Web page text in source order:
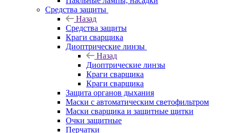
Средства защиты
Назад
Средства защиты
Краги сварщика
Диоптрические линзы
Назад
Диоптрические линзы
Краги сварщика
Краги сварщика
Защита органов дыхания
Маски с автоматическим светофильтром
Маски сварщика и защитные щитки
Очки защитные
Перчатки